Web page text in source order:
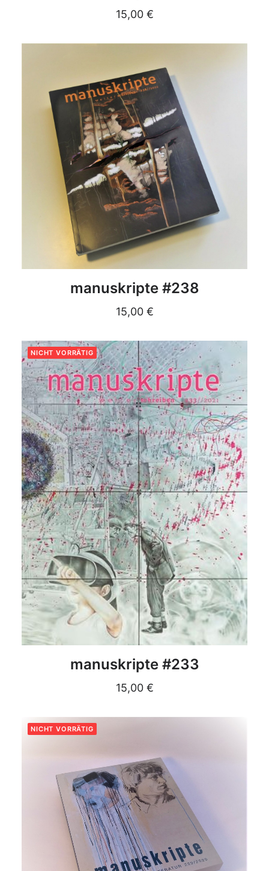
15,00 €
DETAILS
manuskripte #238
15,00 €
NICHT VORRÄTIG
DETAILS
manuskripte #233
15,00 €
NICHT VORRÄTIG